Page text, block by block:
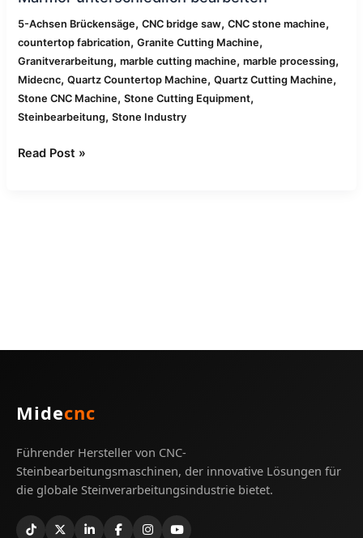
5-Achsen Brückensäge,CNC bridge saw,CNC stone machine,
countertop fabrication,Granite Cutting Machine,
Granitverarbeitung,marble cutting machine,marble processing,
Midecnc,Quartz Countertop Machine,Quartz Cutting Machine,
Stone CNC Machine,Stone Cutting Equipment,
Steinbearbeitung,Stone Industry
Read Post »
Midecnc
Führender Hersteller von CNC-
Steinbearbeitungsmaschinen, der innovative Lösungen für
die globale Steinverarbeitungsindustrie bietet.